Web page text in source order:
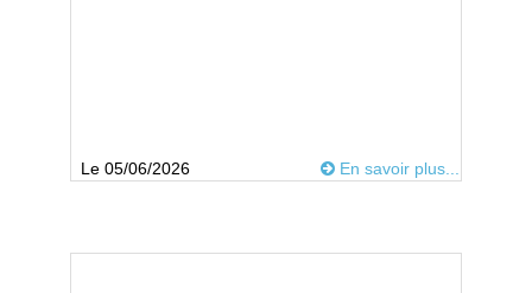
Le 05/06/2026 En savoir plus...